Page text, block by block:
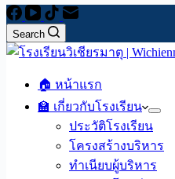
Search
🏠 หน้าแรก
🏫 เกี่ยวกับโรงเรียน
ประวัติโรงเรียน
โครงสร้างบริหาร
ทำเนียบผู้บริหาร